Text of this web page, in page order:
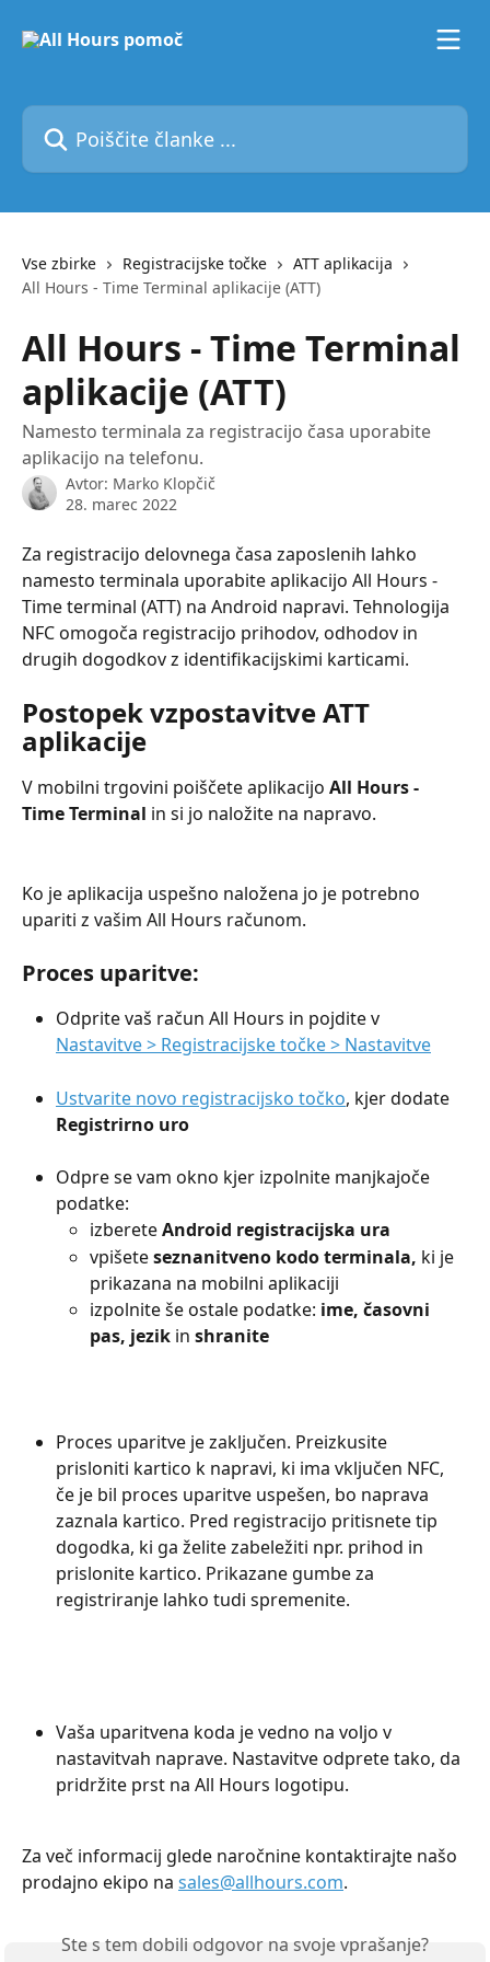
Poiščite članke ...
Vse zbirke Registracijske točke
ATT aplikacija
All Hours - Time Terminal aplikacije (ATT)
All Hours - Time Terminal
aplikacije (ATT)
Namesto terminala za registracijo časa uporabite
aplikacijo na telefonu.
Avtor: Marko Klopčič
28. marec 2022
Za registracijo delovnega časa zaposlenih lahko
namesto terminala uporabite aplikacijo All Hours -
Time terminal (ATT) na Android napravi. Tehnologija
NFC omogoča registracijo prihodov, odhodov in
drugih dogodkov z identifikacijskimi karticami.
Postopek vzpostavitve ATT
aplikacije
V mobilni trgovini poiščete aplikacijo All Hours -
Time Terminal in si jo naložite na napravo.
Ko je aplikacija uspešno naložena jo je potrebno
upariti z vašim All Hours računom.
Proces uparitve:
Odprite vaš račun All Hours in pojdite v
Nastavitve > Registracijske točke > Nastavitve
Ustvarite novo registracijsko točko, kjer dodate
Registrirno uro
Odpre se vam okno kjer izpolnite manjkajoče
podatke:
izberete Android registracijska ura
vpišete seznanitveno kodo terminala, ki je
prikazana na mobilni aplikaciji
izpolnite še ostale podatke: ime, časovni
pas, jezik in shranite
Proces uparitve je zaključen. Preizkusite
prisloniti kartico k napravi, ki ima vključen NFC,
če je bil proces uparitve uspešen, bo naprava
zaznala kartico. Pred registracijo pritisnete tip
dogodka, ki ga želite zabeležiti npr. prihod in
prislonite kartico. Prikazane gumbe za
registriranje lahko tudi spremenite.
Vaša uparitvena koda je vedno na voljo v
nastavitvah naprave. Nastavitve odprete tako, da
pridržite prst na All Hours logotipu.
Za več informacij glede naročnine kontaktirajte našo
prodajno ekipo na sales@allhours.com.
Ste s tem dobili odgovor na svoje vprašanje?